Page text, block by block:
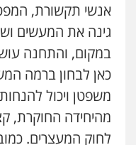
עו"ד
פלילי
דין
עו"ד
פלילי
אנשי תקשורת,
גינה את המעשים
במקום, והתחנה
כאן לבחון ברמה
משפטן ויכול
מהיחידה החוקרת,
לחוק המעצרים.